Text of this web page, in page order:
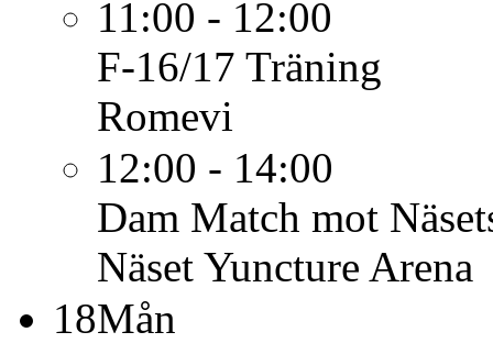
11:00 - 12:00
F-16/17 Träning
Romevi
12:00 - 14:00
Dam Match mot
Näset Yuncture Arena
18Mån